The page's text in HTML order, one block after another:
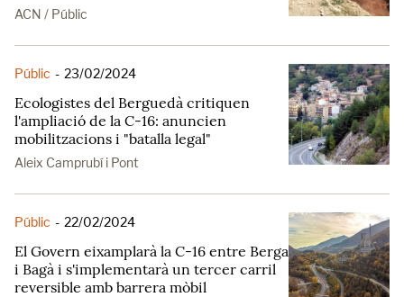
ACN / Públic
Públic - 23/02/2024
Ecologistes del Berguedà critiquen
l'ampliació de la C-16: anuncien
mobilitzacions i "batalla legal"
Aleix Camprubí i Pont
Públic - 22/02/2024
El Govern eixamplarà la C-16 entre Berga
i Bagà i s'implementarà un tercer carril
reversible amb barrera mòbil